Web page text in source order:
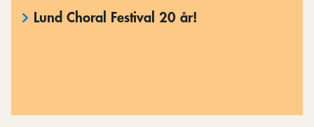
Lund Choral Festival 20 år!